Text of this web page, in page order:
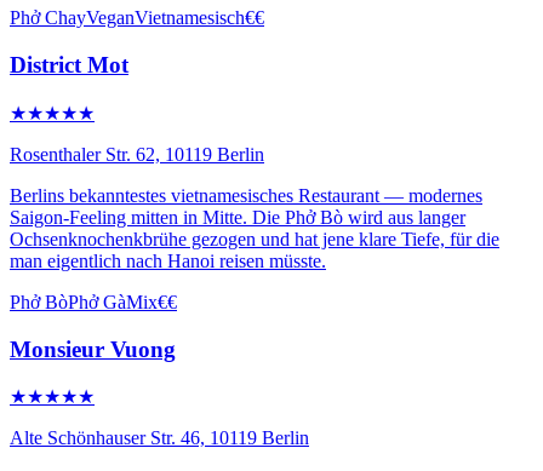
Phở ChayVeganVietnamesisch€€
District Mot
★★★★★
Rosenthaler Str. 62, 10119 Berlin
Berlins bekanntestes vietnamesisches Restaurant — modernes
Saigon-Feeling mitten in Mitte. Die Phở Bò wird aus langer
Ochsenknochenkbrühe gezogen und hat jene klare Tiefe, für die
man eigentlich nach Hanoi reisen müsste.
Phở BòPhở GàMix€€
Monsieur Vuong
★★★★★
Alte Schönhauser Str. 46, 10119 Berlin